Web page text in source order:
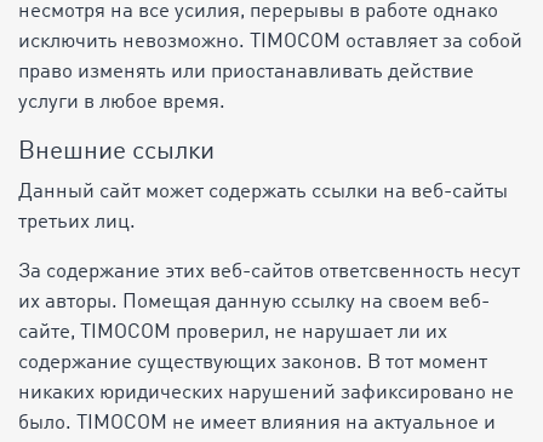
несмотря на все усилия, перерывы в работе однако
исключить невозможно. TIMOCOM оставляет за собой
право изменять или приостанавливать действие
услуги в любое время.
Внешние ссылки
Данный сайт может содержать ссылки на веб-сайты
третьих лиц.
За содержание этих веб-сайтов ответсвенность несут
их авторы. Помещая данную ссылку на своем веб-
сайте, TIMOCOM проверил, не нарушает ли их
содержание существующих законов. В тот момент
никаких юридических нарушений зафиксировано не
было. TIMOCOM не имеет влияния на актуальное и